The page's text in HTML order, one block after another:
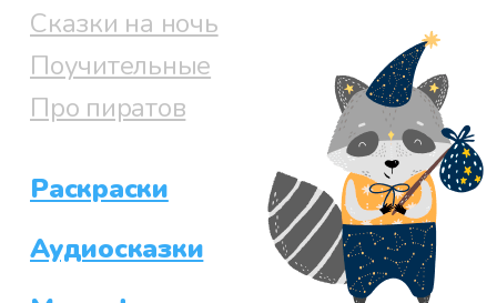
Сказки на ночь
Поучительные
Про пиратов
Раскраски
Аудиосказки